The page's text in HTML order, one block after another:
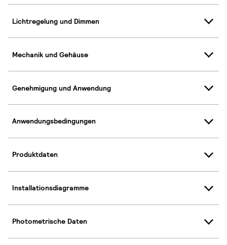
Lichtregelung und Dimmen
Mechanik und Gehäuse
Genehmigung und Anwendung
Anwendungsbedingungen
Produktdaten
Installationsdiagramme
Photometrische Daten